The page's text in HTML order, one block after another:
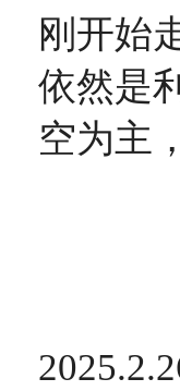
刚开始
依然是
空为主